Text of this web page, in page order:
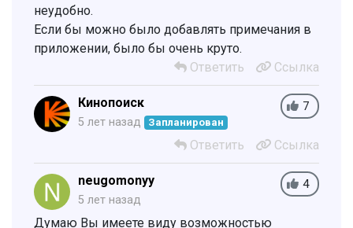
неудобно.
Если бы можно было добавлять примечания в
приложении, было бы очень круто.
Ответить
Ссылка
7
Кинопоиск
5 лет назад Запланирован
Ответить Ссылка
4
neugomonyy
5 лет назад
Думаю Вы имеете виду возможностью